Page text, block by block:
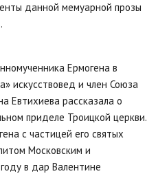
данной мемуарной прозы
Ермогена в
искусствовед и член Союза
Евтихиева рассказала о
приделе Троицкой церкви.
с частицей его святых
Московским и
в дар Валентине